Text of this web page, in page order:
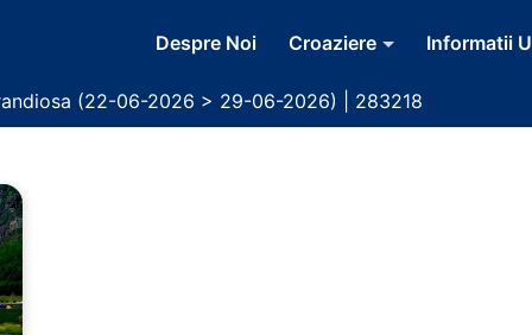
Despre Noi Croaziere Informatii
(22-06-2026 > 29-06-2026) | 283218